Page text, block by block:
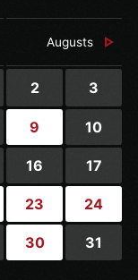
Augusts
2 3
9 10
16 17
23 24
30 31